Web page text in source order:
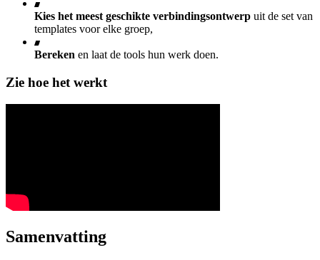
Kies het meest geschikte verbindingsontwerp uit de set van
templates voor elke groep,
Bereken en laat de tools hun werk doen.
Zie hoe het werkt
Samenvatting